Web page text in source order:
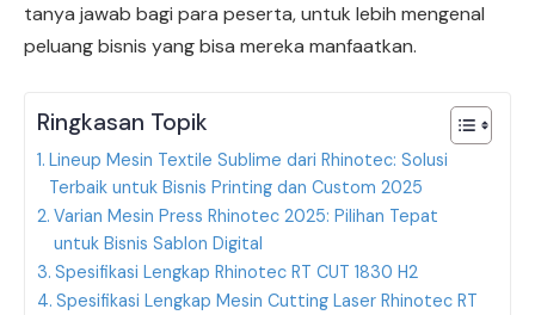
tanya jawab bagi para peserta, untuk lebih mengenal
peluang bisnis yang bisa mereka manfaatkan.
Ringkasan Topik
Lineup Mesin Textile Sublime dari Rhinotec: Solusi
Terbaik untuk Bisnis Printing dan Custom 2025
Varian Mesin Press Rhinotec 2025: Pilihan Tepat
untuk Bisnis Sablon Digital
Spesifikasi Lengkap Rhinotec RT CUT 1830 H2
Spesifikasi Lengkap Mesin Cutting Laser Rhinotec RT